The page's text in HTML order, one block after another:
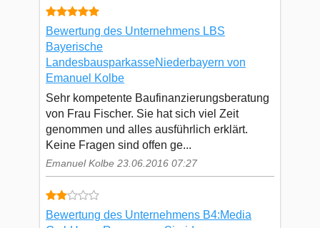
Bewertung des Unternehmens LBS
Bayerische
LandesbausparkasseNiederbayern von
Emanuel Kolbe
Sehr kompetente Baufinanzierungsberatung
von Frau Fischer. Sie hat sich viel Zeit
genommen und alles ausführlich erklärt.
Keine Fragen sind offen ge...
Emanuel Kolbe 23.06.2016 07:27
Bewertung des Unternehmens B4:Media